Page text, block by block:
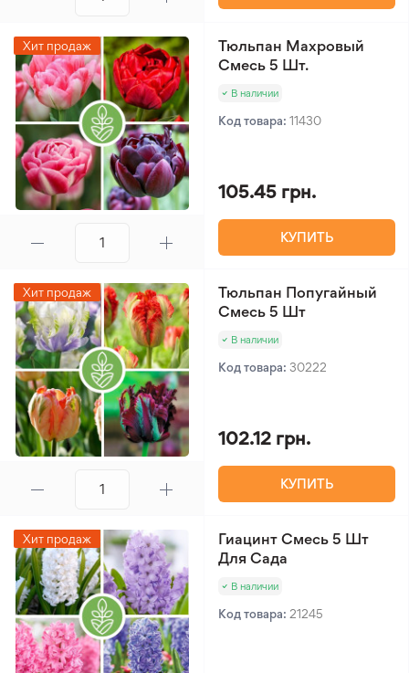
Хит продаж
Тюльпан Махровый
Смесь 5 Шт.
В наличии
Код товара: 11430
105.45 грн.
КУПИТЬ
Хит продаж
Тюльпан Попугайный
Смесь 5 Шт
В наличии
Код товара: 30222
102.12 грн.
КУПИТЬ
Хит продаж
Гиацинт Смесь 5 Шт
Для Сада
В наличии
Код товара: 21245